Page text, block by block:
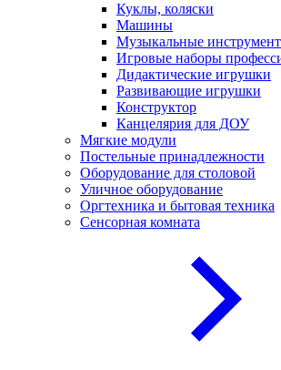
Куклы, коляски
Машины
Музыкальные
Игровые наборы
Дидактические игрушки
Развивающие игрушки
Конструктор
Канцелярия для ДОУ
Мягкие модули
Постельные принадлежности
Оборудование для столовой
Уличное оборудование
Оргтехника и бытовая техника
Сенсорная комната